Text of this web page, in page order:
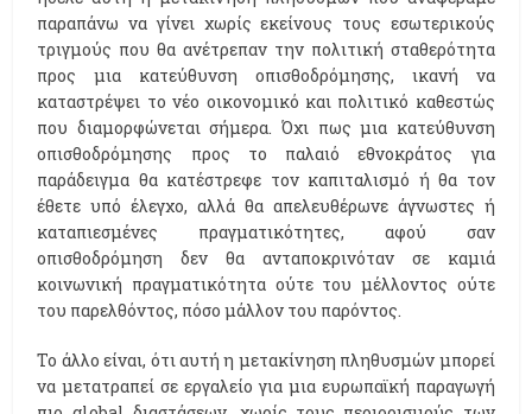
παραπάνω να γίνει χωρίς εκείνους τους εσωτερικούς
τριγμούς που θα ανέτρεπαν την πολιτική σταθερότητα
προς μια κατεύθυνση οπισθοδρόμησης, ικανή να
καταστρέψει το νέο οικονομικό και πολιτικό καθεστώς
που διαμορφώνεται σήμερα. Όχι πως μια κατεύθυνση
οπισθοδρόμησης προς το παλαιό εθνοκράτος για
παράδειγμα θα κατέστρεφε τον καπιταλισμό ή θα τον
έθετε υπό έλεγχο, αλλά θα απελευθέρωνε άγνωστες ή
καταπιεσμένες πραγματικότητες, αφού σαν
οπισθοδρόμηση δεν θα ανταποκρινόταν σε καμιά
κοινωνική πραγματικότητα ούτε του μέλλοντος ούτε
του παρελθόντος, πόσο μάλλον του παρόντος.
Το άλλο είναι, ότι αυτή η μετακίνηση πληθυσμών μπορεί
να μετατραπεί σε εργαλείο για μια ευρωπαϊκή παραγωγή